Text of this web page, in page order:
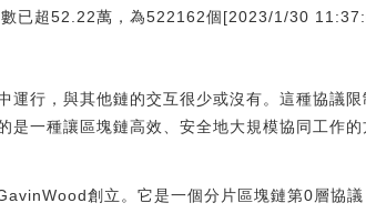
已超52.22萬，為522162個[2023/1/30
行，與其他鏈的交互很少或沒有。這種協議
是一種讓區塊鏈高效、安全地大規模協同工作
創立。它是一個分片區塊鏈第0層協議